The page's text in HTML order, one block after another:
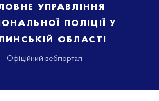
управління
поліції у
області
Офіційний вебпортал